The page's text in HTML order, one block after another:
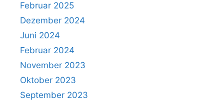
Februar 2025
Dezember 2024
Juni 2024
Februar 2024
November 2023
Oktober 2023
September 2023